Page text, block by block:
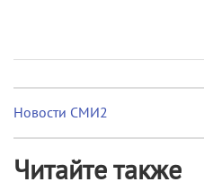
Новости СМИ2
Читайте также